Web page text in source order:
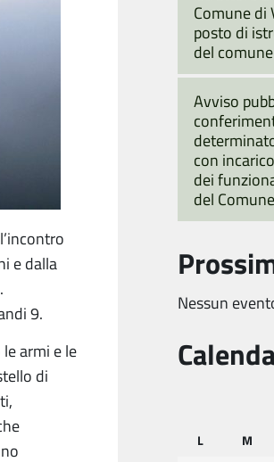
e dalla
9.
armi e le
di
Comune di
posto di
del
Avviso
con
dei
del
Nessun
L M